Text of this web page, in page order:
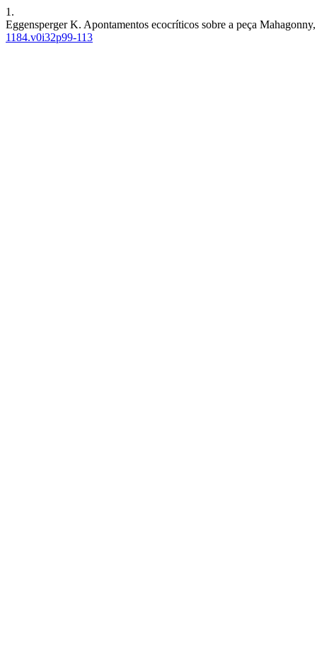
1.
Eggensperger K. Apontamentos ecocríticos sobre a peça
1184.v0i32p99-113